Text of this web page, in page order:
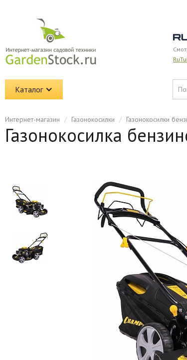
Каталог
Интернет-магазин / Газонокосилки / Газонокосилки
Газонокосилка